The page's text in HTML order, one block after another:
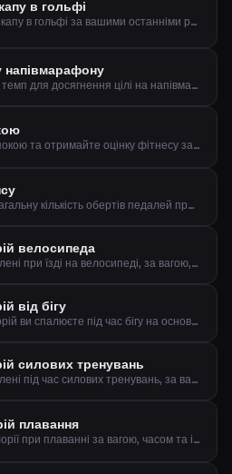
в гольфі
Розрахуйте індекс гандикапу в гольфі за вашими останніми результатами
напівмарафону
Розрахуйте необхідний темп для досягнення цілі на напівмарафоні (21,0975 км)
Проаналізуйте пульс спокою та отримайте оцінку фітнесу за віком і статтю
Розрахуйте каденс та загальну кількість обертів педалей при їзді на велосипеді
велосипеда
Розрахуйте калорії, спалені при їзді на велосипеді, за вагою, часом та швидкістю
від бігу
Розрахуйте скільки калорій ви спалюєте під час бігу на основі ваги та дистанції
силових тренувань
Розрахуйте калорії, спалені під час силових тренувань, за вагою, часом та інтенсивністю
плавання
Розрахуйте спалені калорії при плаванні за вагою, часом та інтенсивністю